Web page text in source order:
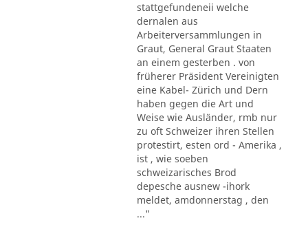
stattgefundeneii welche
dernalen aus
Arbeiterversammlungen in
Graut, General Graut Staaten
an einem gesterben . von
früherer Präsident Vereinigten
eine Kabel- Zürich und Dern
haben gegen die Art und
Weise wie Ausländer, rmb nur
zu oft Schweizer ihren Stellen
protestirt, esten ord - Amerika ,
ist , wie soeben
schweizarisches Brod
depesche ausnew -ihork
meldet, amdonnerstag , den
..."